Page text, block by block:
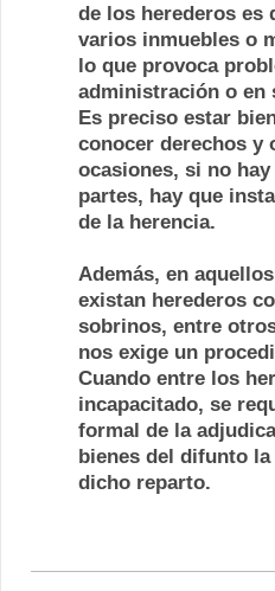
de los herederos es
varios inmuebles o
lo que provoca
administración o en
Es preciso estar
conocer derechos y
ocasiones, si no
partes, hay que
de la herencia.
Además, en
existan herederos
sobrinos, entre
nos exige un
Cuando entre los
incapacitado, se
formal de la
bienes del difunto
dicho reparto.